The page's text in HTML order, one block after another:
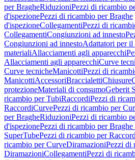
per BragheRiduzioniPezzi di ricambio
d'ispezionePezzi di ricambio per Braghe
d'ispezioneCollegamentiPezzi di
CollegamentiCongiunzioni ad innesto
Congiunzioni ad innestoAdattatori per il
materialiAllacciamenti agli apparecchi
Allacciamenti agli apparecchiCurve
Curve tecnicheManicottiPezzi di
ManicottiAccessoriBraccialettiChiusure
protezioneMateriali di consumoGeberit
ricambio per TubiRaccordiPezzi di
RaccordiCurvePezzi di ricambio per
per BragheRiduzioniPezzi di ricambio
d'ispezionePezzi di ricambio per Braghe
SuperTubePezzi di ricambio per
ricambio per CurveDiramazioniPezzi di
DiramazioniCollegamentiPezzi di